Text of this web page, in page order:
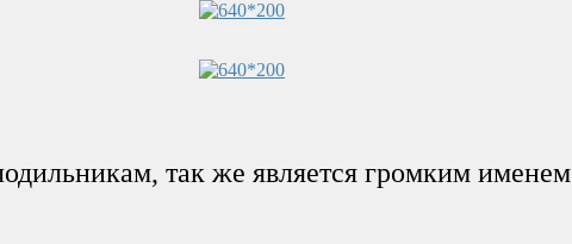
так же является громким именем